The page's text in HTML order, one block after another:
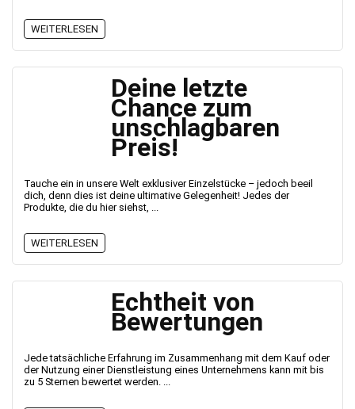
WEITERLESEN
Deine letzte
Chance zum
unschlagbaren
Preis!
Tauche ein in unsere Welt exklusiver Einzelstücke – jedoch beeil
dich, denn dies ist deine ultimative Gelegenheit! Jedes der
Produkte, die du hier siehst, ...
WEITERLESEN
Echtheit von
Bewertungen
Jede tatsächliche Erfahrung im Zusammenhang mit dem Kauf oder
der Nutzung einer Dienstleistung eines Unternehmens kann mit bis
zu 5 Sternen bewertet werden. ...